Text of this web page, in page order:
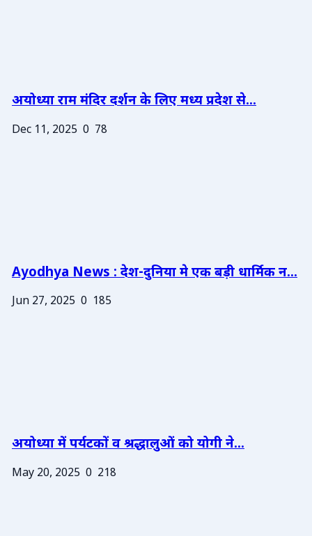
अयोध्या राम मंदिर दर्शन के लिए मध्य प्रदेश से...
Dec 11, 2025 0 78
Ayodhya News : देश-दुनिया मे एक बड़ी धार्मिक न...
Jun 27, 2025 0 185
अयोध्या में पर्यटकों व श्रद्धालुओं को योगी ने...
May 20, 2025 0 218